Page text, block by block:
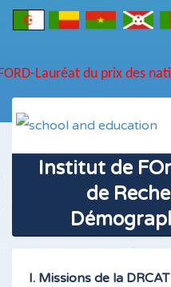
Lauréat du prix des
Institut de
de
I. Missions de la DRCAT